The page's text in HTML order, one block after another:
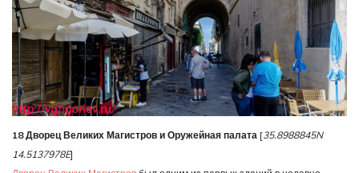
18 Дворец Великих Магистров и Оружейная палата [35.8988845N
14.5137978E]